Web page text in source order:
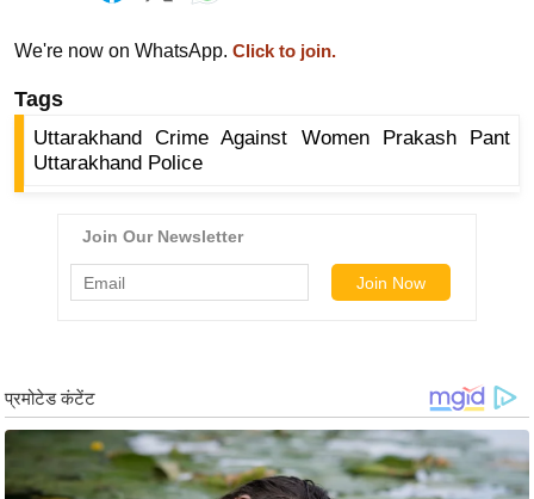
ग
ऑ
टो
व
नो
रं
ज
We're now on WhatsApp. Click to join.
Tags
Uttarakhand Crime Against Women Prakash Pant
Uttarakhand Police